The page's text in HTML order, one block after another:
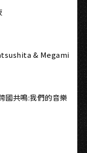
& Megami
國共鳴:我們的音樂